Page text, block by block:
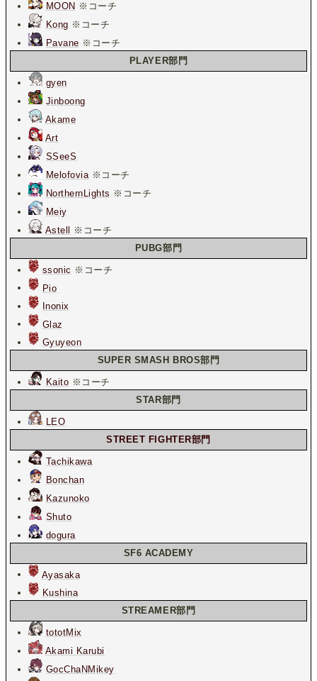
MOON ※コーチ
Kong ※コーチ
Pavane ※コーチ
PLAYER部門
gyen
Jinboong
Akame
Art
SSeeS
Melofovia※コーチ
NorthernLights ※コーチ
Meiy
Astell
※コーチ
PUBG部門
ssonic ※コーチ
Pio
Inonix
Glaz
Gyuyeon
SUPER SMASH BROS部門
Kaito ※コーチ
STAR部門
LEO
STREET FIGHTER部門
Tachikawa
Bonchan
Kazunoko
Shuto
dogura
SF6 ACADEMY
Ayasaka
Kushina
STREAMER部門
tototMix
Akami Karubi
GocChaNMikey